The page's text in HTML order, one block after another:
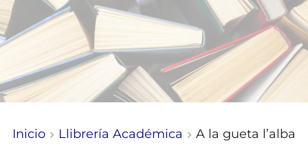
Inicio Llibrería Académica A la gueta l’alba